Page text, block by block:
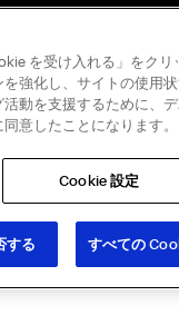
を受け入れる」をクリ
強化し、サイトの使用
活動を支援するために、
意したことになります。
Cookie 設定
する すべての